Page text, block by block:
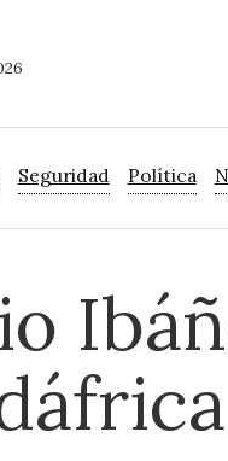
Seguridad Política